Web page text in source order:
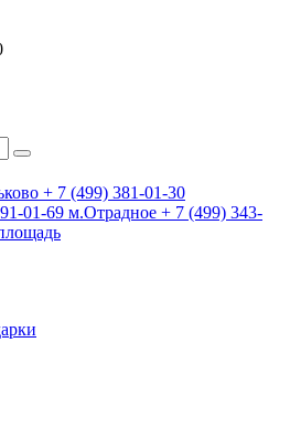
+ 7 (499) 381-01-30
01-69 м.Отрадное + 7 (499) 343-